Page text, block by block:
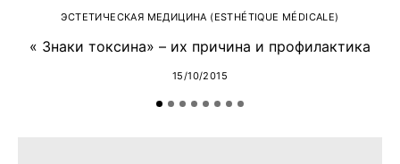
ЭСТЕТИЧЕСКАЯ МЕДИЦИНА (ESTHÉTIQUE MÉDICALE)
« Знаки токсина» – их причина и профилактика
15/10/2015